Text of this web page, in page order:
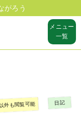
がろう
メニュー
一覧
外も閲覧可能 日記